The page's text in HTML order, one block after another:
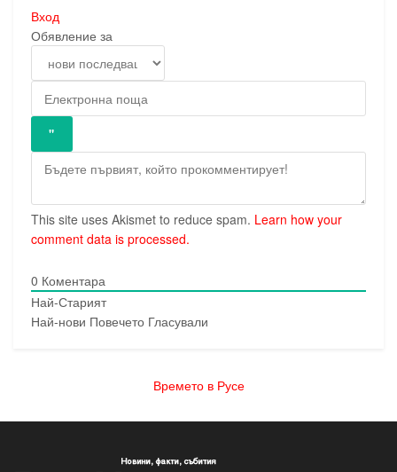
Вход
Обявление за
This site uses Akismet to reduce spam. Learn how your
comment data is processed.
0 Коментара
Най-Старият
Най-нови Повечето Гласували
Времето в Русе